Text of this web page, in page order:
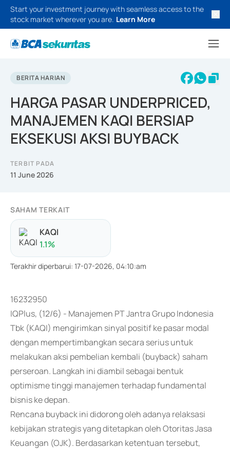
Start your investment journey with seamless access to the
stock market wherever you are. Learn More
BERITA HARIAN
HARGA PASAR UNDERPRICED,
MANAJEMEN KAQI BERSIAP
EKSEKUSI AKSI BUYBACK
TERBIT PADA
11 June 2026
SAHAM TERKAIT
KAQI
1.1%
Terakhir diperbarui: 17-07-2026, 04:10:am
16232950
IQPlus, (12/6) - Manajemen PT Jantra Grupo Indonesia
Tbk (KAQI) mengirimkan sinyal positif ke pasar modal
dengan mempertimbangkan secara serius untuk
melakukan aksi pembelian kembali (buyback) saham
perseroan. Langkah ini diambil sebagai bentuk
optimisme tinggi manajemen terhadap fundamental
bisnis ke depan.
Rencana buyback ini didorong oleh adanya relaksasi
kebijakan strategis yang ditetapkan oleh Otoritas Jasa
Keuangan (OJK). Berdasarkan ketentuan tersebut,